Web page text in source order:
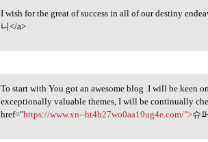
I wish for the great of
I wish for the great of success in all of our destiny
니</a>
To start with You got an
To start with You got an awesome blog .I will be keen
exceptionally valuable themes, I will be continually
href="https://www.xn--ht4b27wo0aa19ug4e.com/">슈